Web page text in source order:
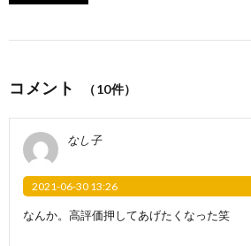
コメント （10件）
なし子
2021-06-30 13:26
なんか。高評価押してあげたくなった笑